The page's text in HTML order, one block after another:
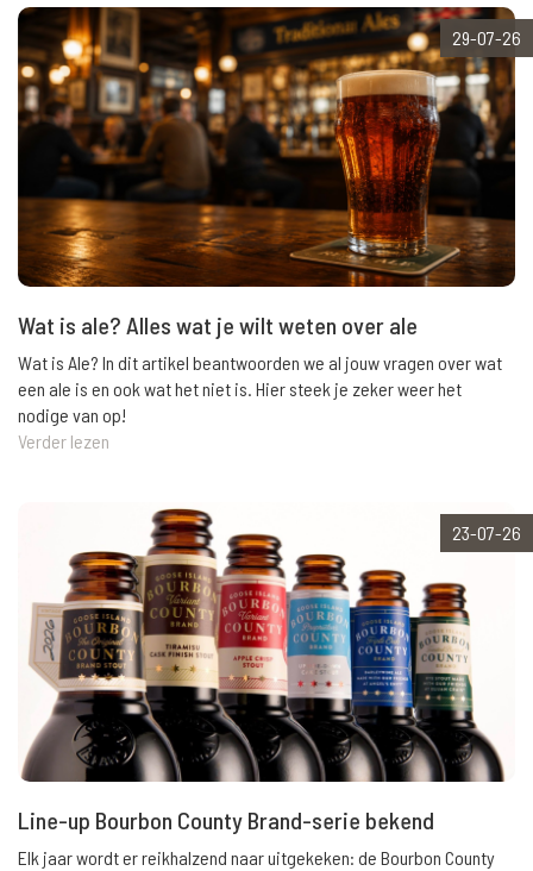
29-07-26
Wat is ale? Alles wat je wilt weten over ale
Wat is Ale? In dit artikel beantwoorden we al jouw vragen over wat
een ale is en ook wat het niet is. Hier steek je zeker weer het
nodige van op!
Verder lezen
23-07-26
Line-up Bourbon County Brand-serie bekend
Elk jaar wordt er reikhalzend naar uitgekeken: de Bourbon County